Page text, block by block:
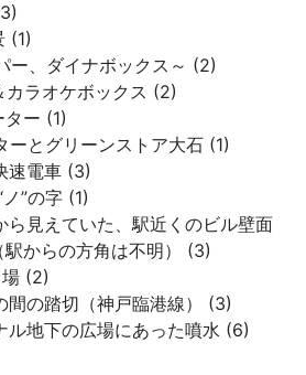
(1)
ー、ダイナボックス～ (2)
カラオケボックス (2)
ター (1)
ーとグリーンストア大石 (1)
速電車 (3)
”の字 (1)
ら見えていた、駅近くのビル壁面
からの方角は不明） (3)
(2)
間の踏切（神戸臨港線） (3)
ル地下の広場にあった噴水 (6)